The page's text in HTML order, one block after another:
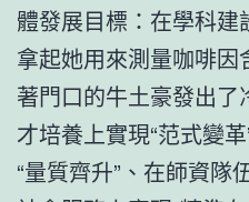
體發展目標：在學科建
拿起她用來測量咖啡
著門口的牛土豪發出了
才培養上實現“范式變
“量質齊升”、在師資隊